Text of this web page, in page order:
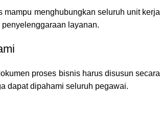
mampu menghubungkan seluruh unit kerja
layanan.
proses bisnis harus disusun secara
dapat dipahami seluruh pegawai.